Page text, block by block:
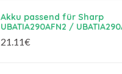
Akku passend für Sharp
UBATIA290AFN2 /
21.11€